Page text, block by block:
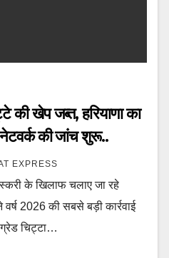
की खेप जब्त, हरियाणा का
की जांच शुरू..
EXPRESS
के खिलाफ चलाए जा रहे
2026 की सबसे बड़ी कार्रवाई
चिट्टा…